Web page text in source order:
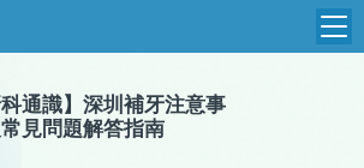
維港首頁
通識】 深圳補牙注意事
見問題解答指南